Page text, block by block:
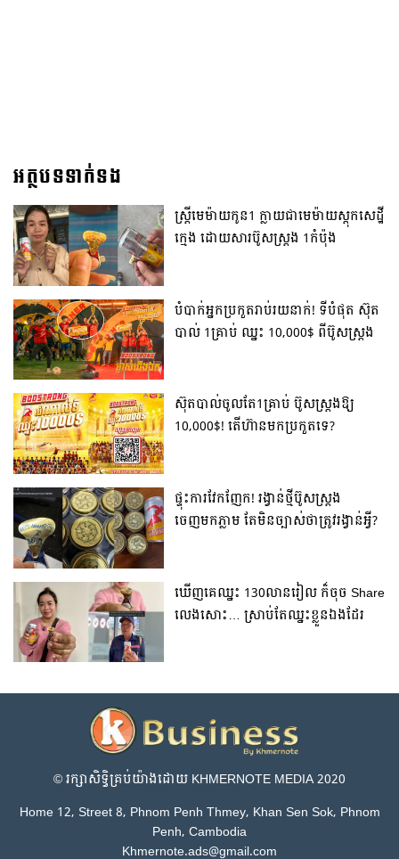
អត្ថបទទាក់ទង
ស្រ្តីមេម៉ាយកូន1 ក្លាយជាមេម៉ាយស្តុកសេដ្ឋី
ក្មេង ដោយសារប៊ូសស្រ្តង 1កំប៉ុង
បំបាក់អ្នកប្រកួតរាប់រយនាក់! ទីបំផុត ស៊ុត
បាល់ 1គ្រាប់ ឈ្នះ 10,000$ ពីប៊ូសស្រ្តង
ស៊ុតបាល់ចូលតែ1គ្រាប់ ប៊ូសស្រ្តងឱ្យ
10,000$! តើហ៊ានមកប្រកួតទេ?
ផ្ទុះការវែកញែក! រង្វាន់ថ្មីប៊ូសស្រ្តង
ចេញមកភ្លាម តែមិនច្បាស់ថាត្រូវរង្វាន់អ្វី?
ឃើញគេឈ្នះ 130លានរៀល ក៏ចុច Share
លេងសោះ… ស្រាប់តែឈ្នះខ្លួនឯងដែរ
© រក្សា​សិទ្ធិ​គ្រប់​យ៉ាង​ដោយ​ KHMERNOTE MEDIA 2020
Home 12, Street 8, Phnom Penh Thmey, Khan Sen Sok, Phnom
Penh, Cambodia
Khmernote.ads@gmail.com